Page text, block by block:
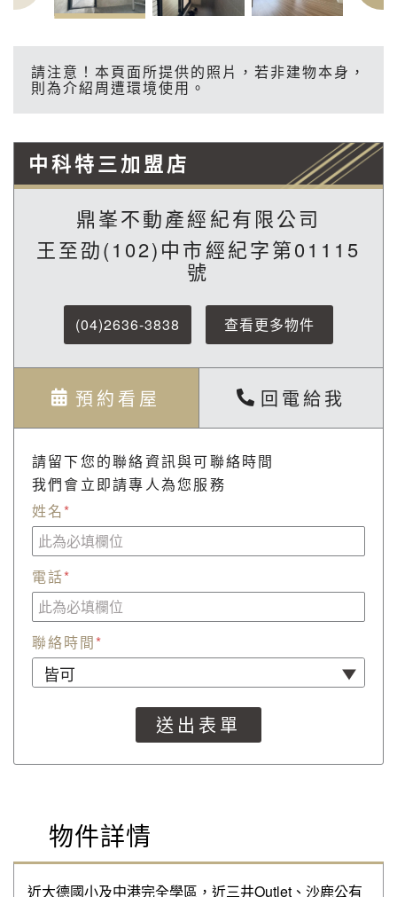
請注意！本頁面所提供的照片，若非建物本身，
則為介紹周遭環境使用。
中科特三加盟店
鼎峯不動產經紀有限公司
王至劭(102)中市經紀字第01115
號
(04)2636-3838 查看更多物件
預約看屋 回電給我
請留下您的聯絡資訊與可聯絡時間
我們會立即請專人為您服務
姓名*
電話*
聯絡時間*
物件詳情
近大德國小及中港完全學區，近三井Outlet、沙鹿公有